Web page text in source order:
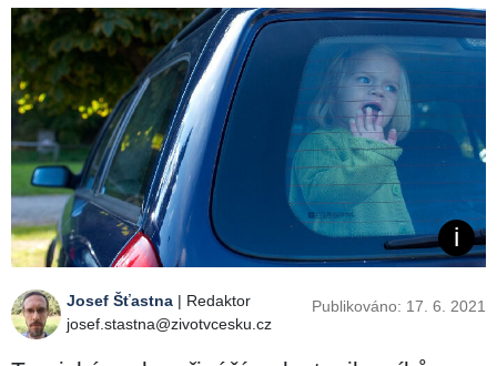
Josef Šťastna | Redaktor
josef.stastna@zivotvcesku.cz
Publikováno: 17. 6. 2021